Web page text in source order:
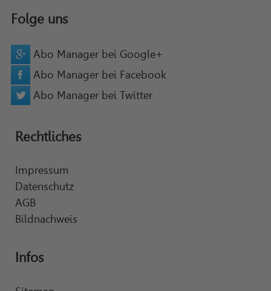
Folge uns
Abo Manager bei Google+
Abo Manager bei Facebook
Abo Manager bei Twitter
Rechtliches
Impressum
Datenschutz
AGB
Bildnachweis
Infos